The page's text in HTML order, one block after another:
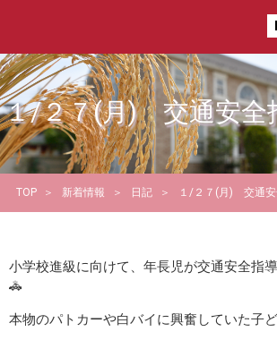
１/２７(月) 交通安全
TOP 新着情報 日記 １/２７(月) 交通安
小学校進級に向けて、年長児が交通安全指
🚓
本物のパトカーや白バイに興奮していた子